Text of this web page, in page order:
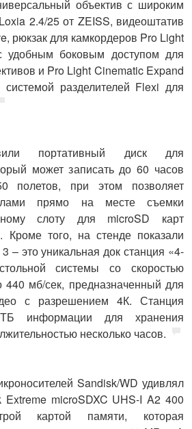
объектив с широким
2.4/25 от ZEISS, видеоштатив
рюкзак для камкордеров Pro Light
удобным боковым доступом для
и Pro Light Cinematic Expand
разделителей Flexi для
портативный диск для
может записать до 60 часов
полетов, при этом позволяет
прямо на месте съемки
слоту для microSD карт
Кроме того, на стенде показали
– это уникальная док станция «4-
системы со скоростью
мб/сек, предназначенный для
с разрешением 4К. Станция
информации для хранения
несколько часов.
Sandisk/WD удивлял
Extreme microSDXC UHS-I A2 400
картой памяти, которая